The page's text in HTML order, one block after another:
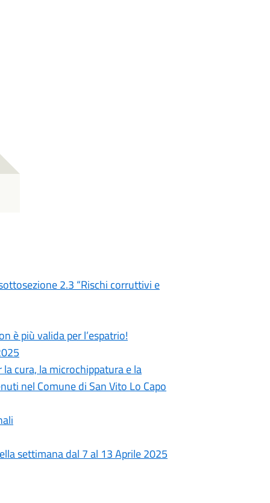
2.3 “Rischi corruttivi e
è più valida per l’espatrio!
cura, la microchippatura e la
nel Comune di San Vito Lo Capo
settimana dal 7 al 13 Aprile 2025